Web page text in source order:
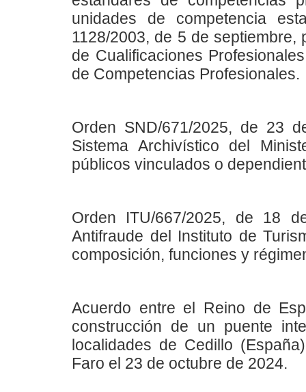
unidades de competencia
1128/2003, de 5 de
de Cualificaciones
de Competencias Profesionales.
Orden SND/671/2025, de 23
Sistema Archivístico del
públicos vinculados o
Orden ITU/667/2025, de 18
Antifraude del Instituto de
composición, funciones y
Acuerdo entre el Reino de
construcción de un puente
localidades de Cedillo
Faro el 23 de octubre de 2024.